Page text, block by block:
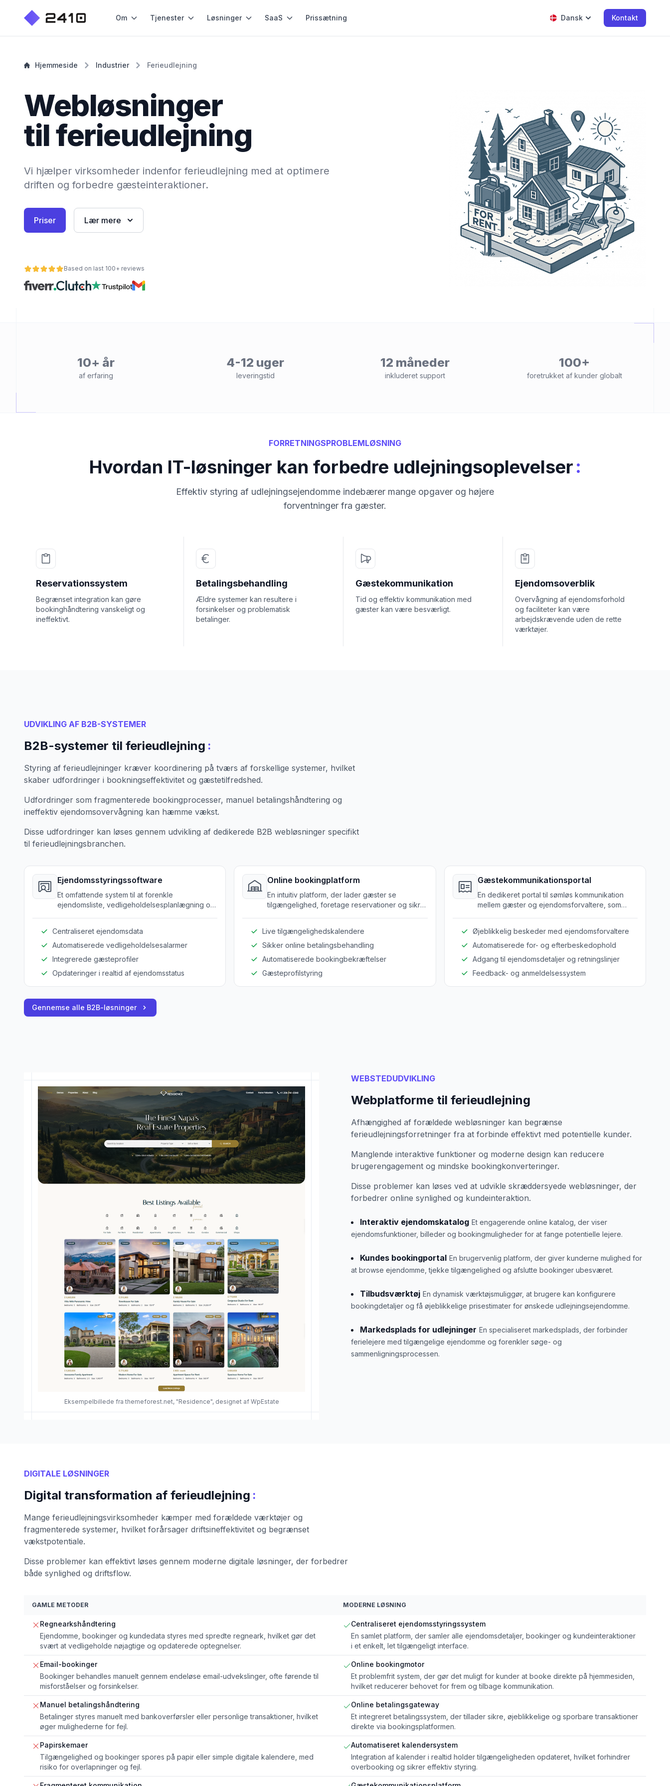
Om Tjenester Løsninger SaaS Prissætning Dansk Kontakt
Hjemmeside Industrier Ferieudlejning
Webløsninger
til ferieudlejning
Vi hjælper virksomheder indenfor ferieudlejning med at optimere
driften og forbedre gæsteinteraktioner.
Priser Lær mere
Based on last 100+ reviews
10+ år
af erfaring
4-12 uger
leveringstid
12 måneder
inkluderet support
100+
foretrukket af kunder globalt
FORRETNINGSPROBLEMLØSNING
Hvordan IT-løsninger kan forbedre udlejningsoplevelser:
Effektiv styring af udlejningsejendomme indebærer mange opgaver og højere
forventninger fra gæster.
Reservationssystem
Begrænset integration kan gøre
bookinghåndtering vanskeligt og
ineffektivt.
Betalingsbehandling
Ældre systemer kan resultere i
forsinkelser og problematisk
betalinger.
Gæstekommunikation
Tid og effektiv kommunikation med
gæster kan være besværligt.
Ejendomsoverblik
Overvågning af ejendomsforhold
og faciliteter kan være
arbejdskrævende uden de rette
værktøjer.
UDVIKLING AF B2B-SYSTEMER
B2B-systemer til ferieudlejning :
Styring af ferieudlejninger kræver koordinering på tværs af forskellige systemer, hvilket
skaber udfordringer i bookningseffektivitet og gæstetilfredshed.
Udfordringer som fragmenterede bookingprocesser, manuel betalingshåndtering og
ineffektiv ejendomsovervågning kan hæmme vækst.
Disse udfordringer kan løses gennem udvikling af dedikerede B2B webløsninger specifikt
til ferieudlejningsbranchen.
Ejendomsstyringssoftware
Et omfattende system til at forenkle
ejendomsliste, vedligeholdelsesplanlægning og
Centraliseret ejendomsdata
Automatiserede vedligeholdelsesalarmer
Integrerede gæsteprofiler
Opdateringer i realtid af ejendomsstatus
Online bookingplatform
En intuitiv platform, der lader gæster se
tilgængelighed, foretage reservationer og sikre
Live tilgængelighedskalendere
Sikker online betalingsbehandling
Automatiserede bookingbekræftelser
Gæsteprofilstyring
Gæstekommunikationsportal
En dedikeret portal til sømløs kommunikation
mellem gæster og ejendomsforvaltere, som
Øjeblikkelig beskeder med ejendomsforvaltere
Automatiserede for- og efterbeskedophold
Adgang til ejendomsdetaljer og retningslinjer
Feedback- og anmeldelsessystem
Gennemse alle B2B-løsninger
Eksempelbillede fra themeforest.net, "Residence", designet af WpEstate
WEBSTEDUDVIKLING
Webplatforme til ferieudlejning
Afhængighed af forældede webløsninger kan begrænse
ferieudlejningsforretninger fra at forbinde effektivt med potentielle kunder.
Manglende interaktive funktioner og moderne design kan reducere
brugerengagement og mindske bookingkonverteringer.
Disse problemer kan løses ved at udvikle skræddersyede webløsninger, der
forbedrer online synlighed og kundeinteraktion.
Interaktiv ejendomskatalog Et engagerende online katalog, der viser
ejendomsfunktioner, billeder og bookingmuligheder for at fange potentielle lejere.
Kundes bookingportal En brugervenlig platform, der giver kunderne mulighed for
at browse ejendomme, tjekke tilgængelighed og afslutte bookinger ubesværet.
Tilbudsværktøj En dynamisk værktøjsmuliggør, at brugere kan konfigurere
bookingdetaljer og få øjeblikkelige prisestimater for ønskede udlejningsejendomme.
Markedsplads for udlejninger En specialiseret markedsplads, der forbinder
ferielejere med tilgængelige ejendomme og forenkler søge- og
sammenligningsprocessen.
DIGITALE LØSNINGER
Digital transformation af ferieudlejning :
Mange ferieudlejningsvirksomheder kæmper med forældede værktøjer og
fragmenterede systemer, hvilket forårsager driftsineffektivitet og begrænset
vækstpotentiale.
Disse problemer kan effektivt løses gennem moderne digitale løsninger, der forbedrer
både synlighed og driftsflow.
GAMLE METODER MODERNE LØSNING
Regnearkshåndtering
Ejendomme, bookinger og kundedata styres med spredte regneark, hvilket gør det
svært at vedligeholde nøjagtige og opdaterede optegnelser.
Centraliseret ejendomsstyringssystem
En samlet platform, der samler alle ejendomsdetaljer, bookinger og kundeinteraktioner
i et enkelt, let tilgængeligt interface.
Email-bookinger
Bookinger behandles manuelt gennem endeløse email-udvekslinger, ofte førende til
misforståelser og forsinkelser.
Online bookingmotor
Et problemfrit system, der gør det muligt for kunder at booke direkte på hjemmesiden,
hvilket reducerer behovet for frem og tilbage kommunikation.
Manuel betalingshåndtering
Betalinger styres manuelt med bankoverførsler eller personlige transaktioner, hvilket
øger mulighederne for fejl.
Online betalingsgateway
Et integreret betalingssystem, der tillader sikre, øjeblikkelige og sporbare transaktioner
direkte via bookingsplatformen.
Papirskemaer
Tilgængelighed og bookinger spores på papir eller simple digitale kalendere, med
risiko for overlapninger og fejl.
Automatiseret kalendersystem
Integration af kalender i realtid holder tilgængeligheden opdateret, hvilket forhindrer
overbooking og sikrer effektiv styring.